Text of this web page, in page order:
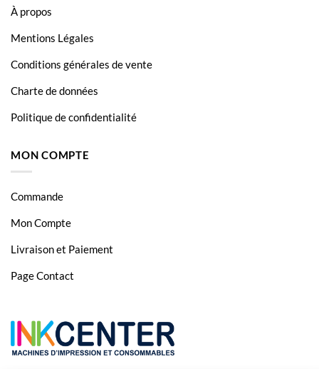
HP DeskJet 2050
HP DeskJet 2050A
HP DeskJet 2512 All-in-One
HP DeskJet 2540
HP DeskJet 2542
HP DeskJet 2544
HP DeskJet 2547
HP DeskJet 3000
HP DeskJet 3050
À propos
Mentions Légales
Conditions générales de vente
Charte de données
Politique de confidentialité
MON COMPTE
Commande
Mon Compte
Livraison et Paiement
Page Contact